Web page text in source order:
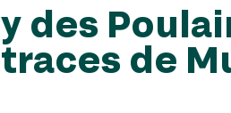
des
de